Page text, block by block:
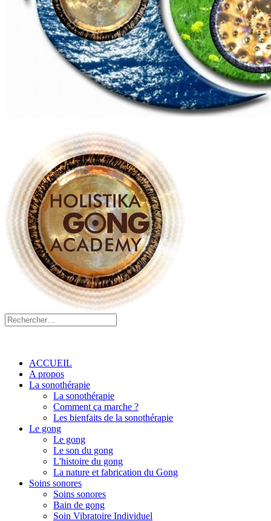
ACCUEIL
A propos
La sonothérapie
La sonothérapie
Comment ça marche ?
Les bienfaits de la sonothérapie
Le gong
Le gong
Le son du gong
L'histoire du gong
La nature et fabrication du Gong
Soins sonores
Soins sonores
Bain de gong
Soin Vibratoire Individuel